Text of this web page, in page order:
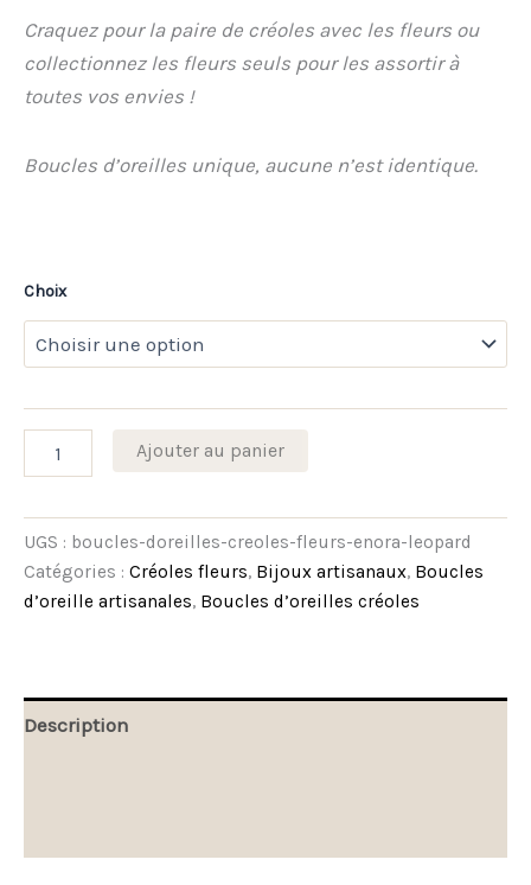
Craquez pour la paire de créoles avec les fleurs ou
collectionnez les fleurs seuls pour les assortir à
toutes vos envies !
Boucles d’oreilles unique, aucune n’est identique.
Choix
Ajouter au panier
UGS : boucles-doreilles-creoles-fleurs-enora-leopard
Catégories : Créoles fleurs, Bijoux artisanaux, Boucles
d’oreille artisanales, Boucles d’oreilles créoles
Description